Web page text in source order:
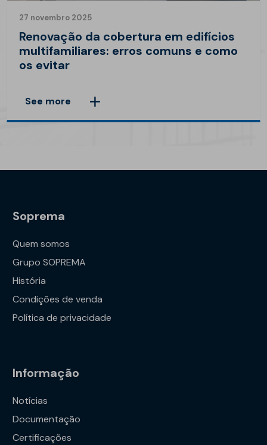
27 novembro 2025
Renovação da cobertura em edifícios
multifamiliares: erros comuns e como
os evitar
See more
Soprema
Quem somos
Grupo SOPREMA
História
Condições de venda
Política de privacidade
Informação
Notícias
Documentação
Certificações